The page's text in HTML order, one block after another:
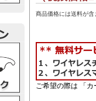
商品価格には送料が含
ご希望の際は 「カ